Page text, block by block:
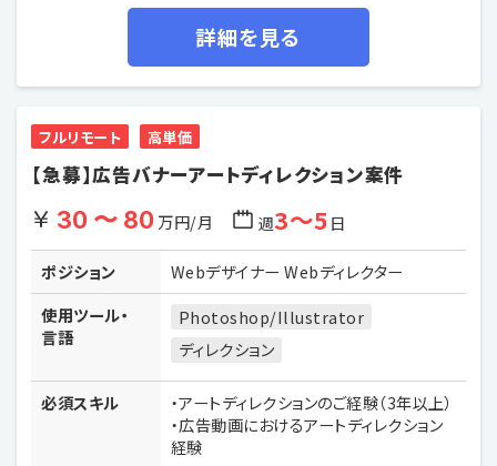
詳細を見る
フルリモート 高単価
【急募】広告バナーアートディレクション案件
30 〜 80万円/月 週3〜5日
ポジション
Webデザイナー Webディレクター
使用ツール・
言語
Photoshop/Illustrator
ディレクション
必須スキル
・アートディレクションのご経験（3年以上）
・広告動画におけるアートディレクション
経験